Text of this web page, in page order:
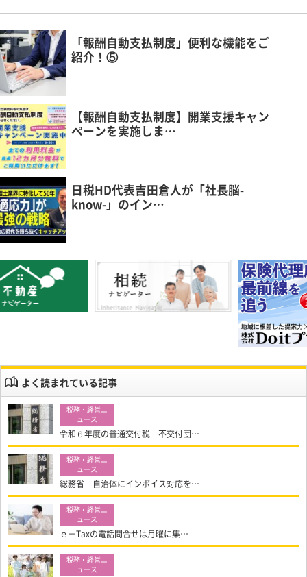
「報酬自動支払制度」便利な機能をご
紹介！⑤
【報酬自動支払制度】開業支援キャン
ペーンを実施しま…
日税HD代表吉田倉人が「社長脳-
know-」のイン…
よく読まれている記事
令和６年度の普通交付税 不交付団…
総務省 自治体にインボイス対応を…
ｅ－Taxの電話問合せは月曜に集…